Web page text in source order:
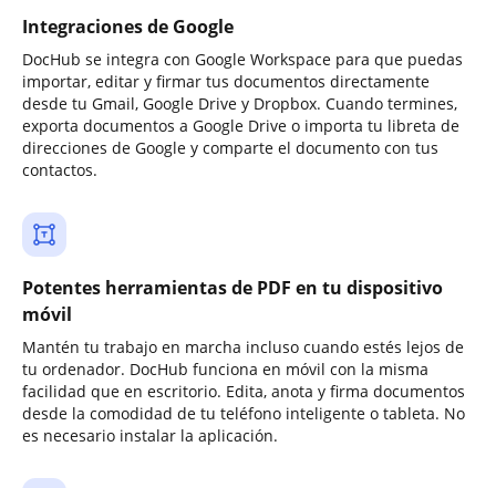
Integraciones de Google
DocHub se integra con Google Workspace para que puedas
importar, editar y firmar tus documentos directamente
desde tu Gmail, Google Drive y Dropbox. Cuando termines,
exporta documentos a Google Drive o importa tu libreta de
direcciones de Google y comparte el documento con tus
contactos.
Potentes herramientas de PDF en tu dispositivo
móvil
Mantén tu trabajo en marcha incluso cuando estés lejos de
tu ordenador. DocHub funciona en móvil con la misma
facilidad que en escritorio. Edita, anota y firma documentos
desde la comodidad de tu teléfono inteligente o tableta. No
es necesario instalar la aplicación.